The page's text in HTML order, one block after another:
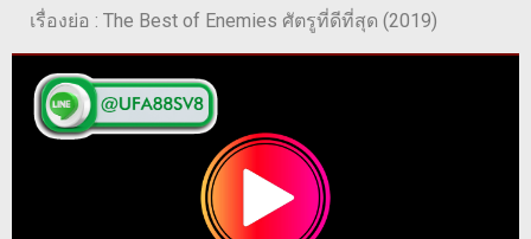
เรื่องย่อ : The Best of Enemies ศัตรูที่ดีที่สุด (2019)